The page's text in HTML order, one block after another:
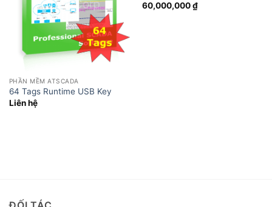
PHẦN MỀM ATSCADA
64 Tags Runtime USB Key
Liên hệ
60,000,000₫